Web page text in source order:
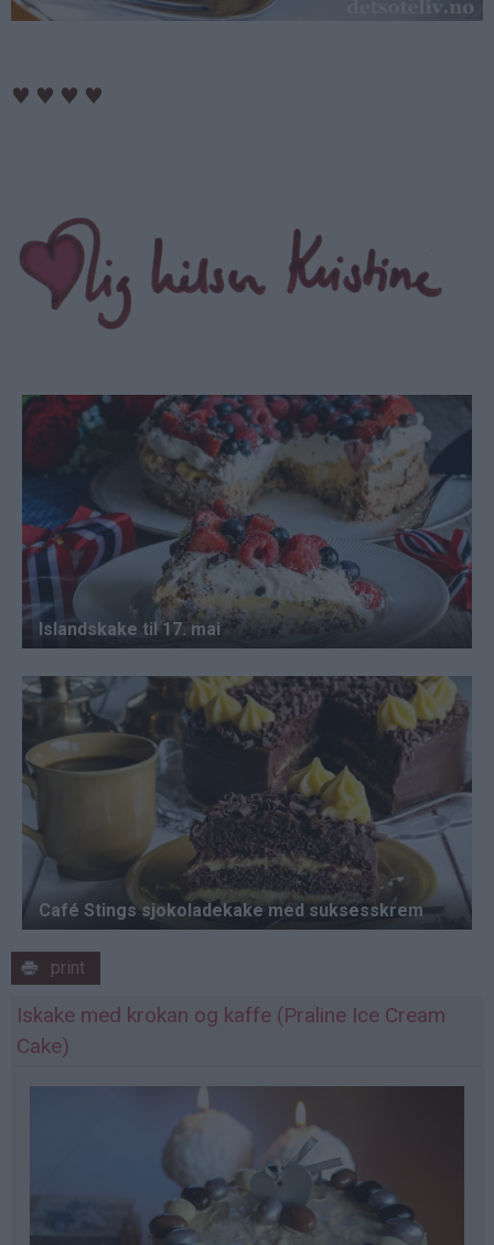
♥ ♥ ♥ ♥
print
Iskake med krokan og kaffe (Praline Ice Cream
Cake)